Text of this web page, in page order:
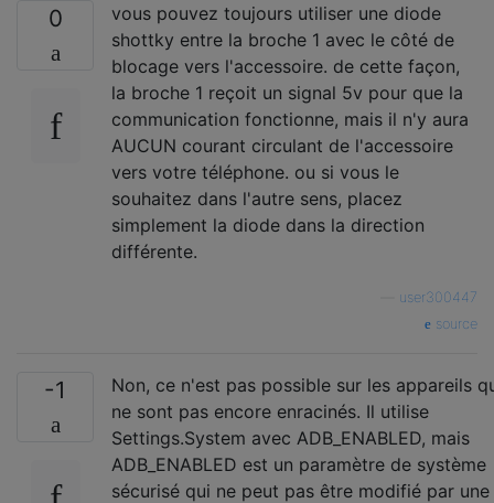
0
vous pouvez toujours utiliser une diode
shottky entre la broche 1 avec le côté de
blocage vers l'accessoire. de cette façon,
la broche 1 reçoit un signal 5v pour que la
communication fonctionne, mais il n'y aura
AUCUN courant circulant de l'accessoire
vers votre téléphone. ou si vous le
souhaitez dans l'autre sens, placez
simplement la diode dans la direction
différente.
user300447
source
-1
Non, ce n'est pas possible sur les appareils
ne sont pas encore enracinés. Il utilise
Settings.System avec ADB_ENABLED, mais
ADB_ENABLED est un paramètre de système
sécurisé qui ne peut pas être modifié par une